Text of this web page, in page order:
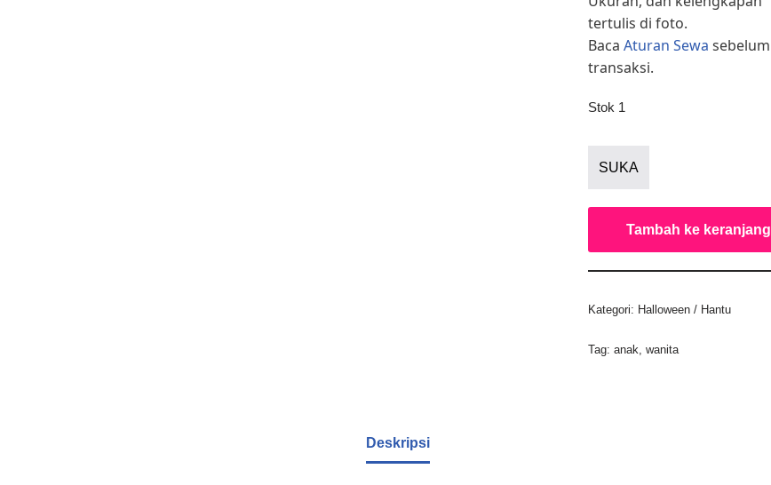
tertulis di foto.
Baca Aturan Sewa sebelum
transaksi.
Stok 1
SUKA
Tambah ke keranjang
Kategori: Halloween / Hantu
Tag: anak, wanita
Deskripsi